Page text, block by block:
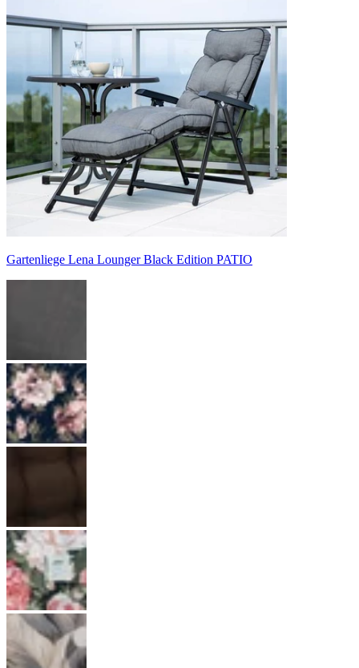
Gartenliege Lena Lounger Black Edition PATIO